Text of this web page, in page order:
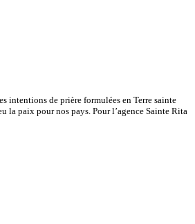
intentions de prière formulées en Terre sainte
la paix pour nos pays. Pour l’agence Sainte Rita